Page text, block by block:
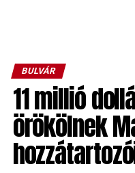
BULVÁR
11 millió
örökölnek